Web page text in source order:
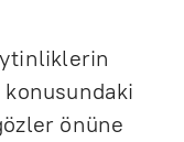
önüne